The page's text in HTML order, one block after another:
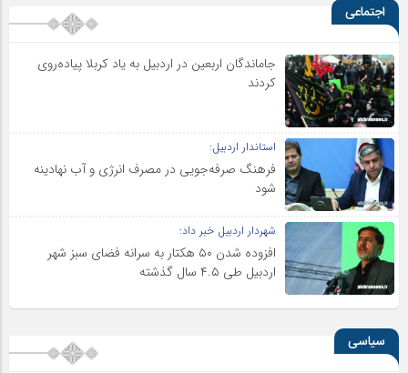
اجتماعی
جاماندگان اربعین در اردبیل به یاد کربلا پیاده‌روی
کردند
استاندار اردبیل:
فرهنگ صرفه‌جویی در مصرف انرژی و آب نهادینه
شود
شهردار اردبیل خبر داد:
افزوده شدن ۵۰ هکتار به سرانه فضای سبز شهر
اردبیل طی ۴.۵ سال گذشته
سیاسی